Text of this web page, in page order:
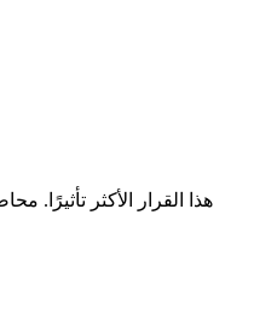
هذا القرار الأكثر